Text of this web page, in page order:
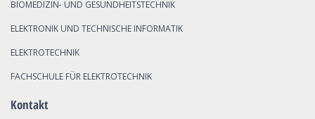
BIOMEDIZIN- UND GESUNDHEITSTECHNIK
ELEKTRONIK UND TECHNISCHE INFORMATIK
ELEKTROTECHNIK
FACHSCHULE FÜR ELEKTROTECHNIK
Kontakt